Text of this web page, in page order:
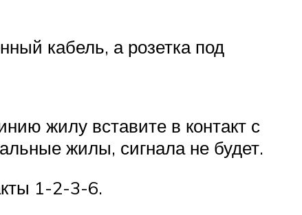
кабель, а розетка под
жилу вставите в контакт с
жилы, сигнала не будет.
1-2-3-6.